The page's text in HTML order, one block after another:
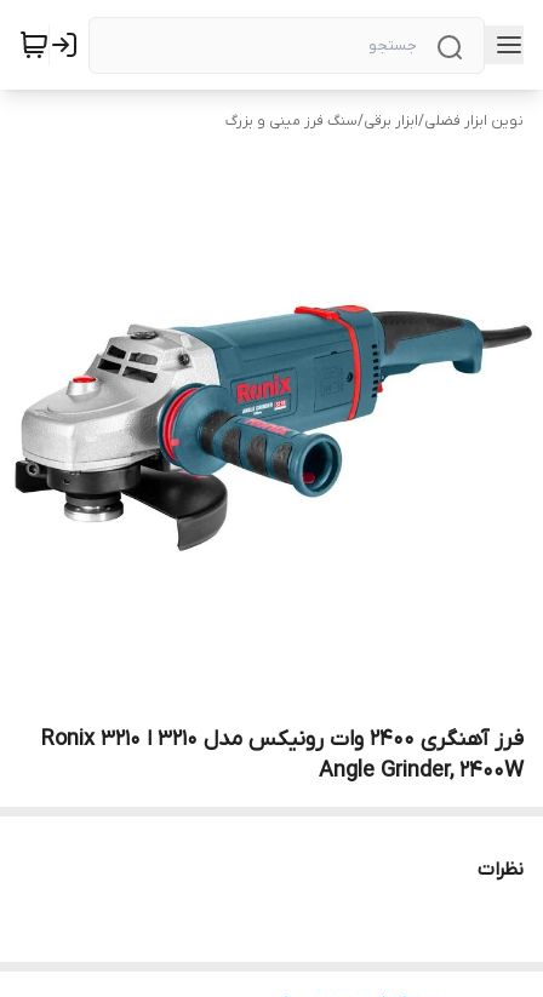
نوین ابزار فضلی/ابزار برقی/سنگ فرز مینی و بزرگ
فرز آهنگری 2400 وات رونیکس مدل 3210 ا Ronix 3210
Angle Grinder, 2400W
نظرات